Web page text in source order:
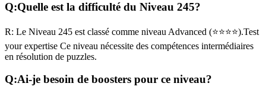
Q:Quelle est la difficulté du Niveau 245?
R: Le Niveau 245 est classé comme niveau Advanced (⭐⭐⭐⭐).Test
your expertise Ce niveau nécessite des compétences intermédiaires
en résolution de puzzles.
Q:Ai-je besoin de boosters pour ce niveau?